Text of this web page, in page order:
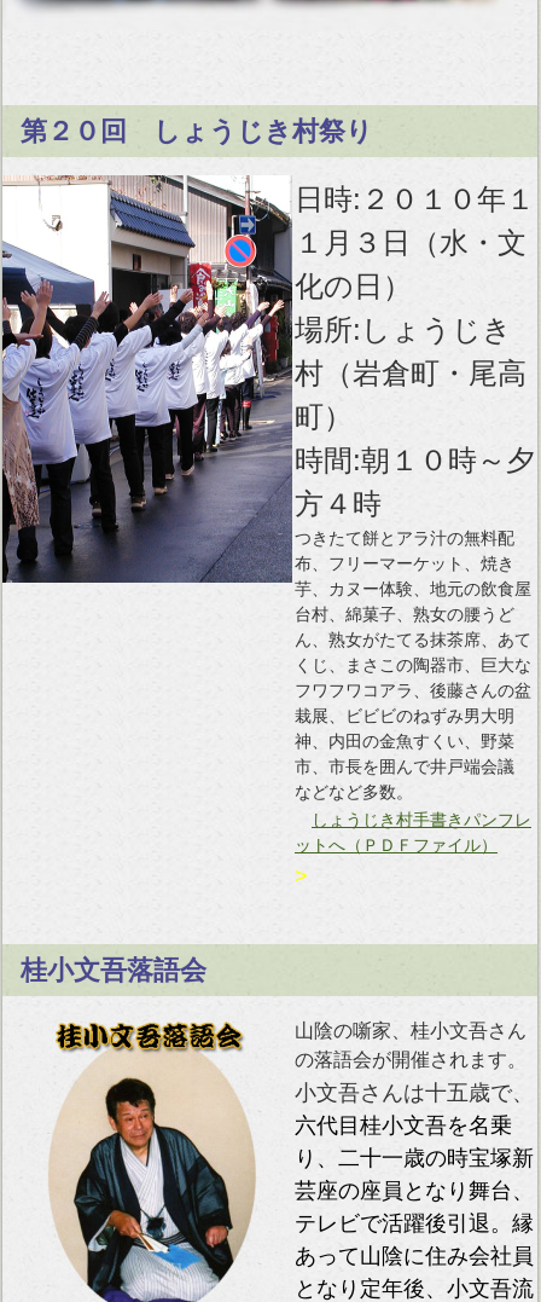
第２０回 しょうじき村祭り
日時:２０１０年１
１月３日（水・文
化の日）
場所:しょうじき
村（岩倉町・尾高
町）
時間:朝１０時～夕
方４時
つきたて餅とアラ汁の無料配
布、フリーマーケット、焼き
芋、カヌー体験、地元の飲食屋
台村、綿菓子、熟女の腰うど
ん、熟女がたてる抹茶席、あて
くじ、まさこの陶器市、巨大な
フワフワコアラ、後藤さんの盆
栽展、ビビビのねずみ男大明
神、内田の金魚すくい、野菜
市、市長を囲んで井戸端会議
などなど多数。
しょうじき村手書きパンフレ
ットへ（ＰＤＦファイル）
>
桂小文吾落語会
山陰の噺家、桂小文吾さん
の落語会が開催されます。
小文吾さんは十五歳で、
六代目桂小文吾を名乗
り、二十一歳の時宝塚新
芸座の座員となり舞台、
テレビで活躍後引退。縁
あって山陰に住み会社員
となり定年後、小文吾流